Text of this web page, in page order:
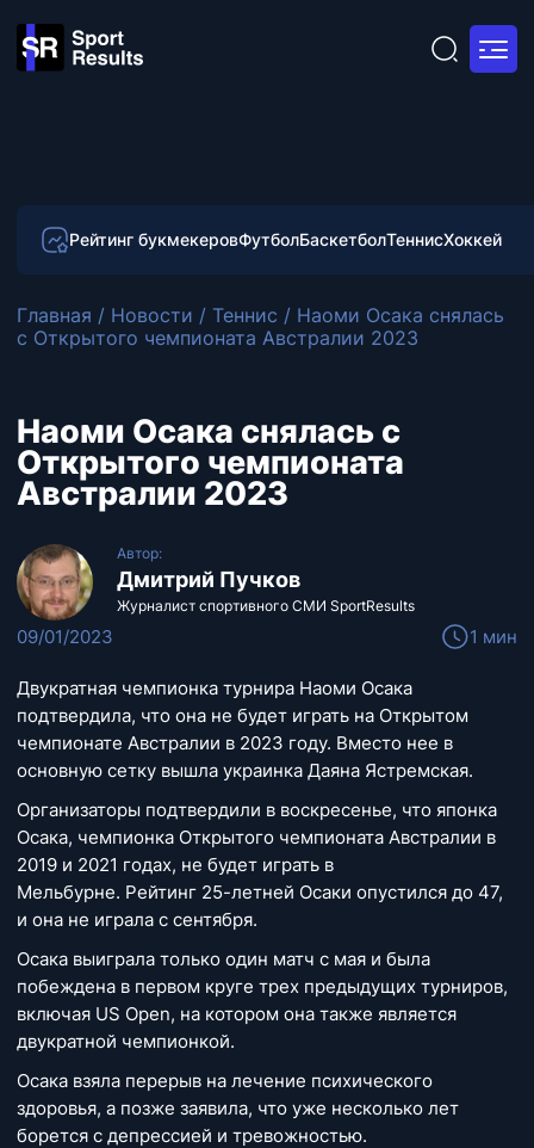
Рейтинг букмекеровФутболБаскетболТеннисХоккей
Главная / Новости / Теннис / Наоми Осака снялась
с Открытого чемпионата Австралии 2023
Наоми Осака снялась с
Открытого чемпионата
Австралии 2023
Автор:
Дмитрий Пучков
Журналист спортивного СМИ SportResults
09/01/2023 1 мин
Двукратная чемпионка турнира Наоми Осака
подтвердила, что она не будет играть на Открытом
чемпионате Австралии в 2023 году. Вместо нее в
основную сетку вышла украинка Даяна Ястремская.
Организаторы подтвердили в воскресенье, что японка
Осака, чемпионка Открытого чемпионата Австралии в
2019 и 2021 годах, не будет играть в
Мельбурне. Рейтинг 25-летней Осаки опустился до 47,
и она не играла с сентября.
Осака выиграла только один матч с мая и была
побеждена в первом круге трех предыдущих турниров,
включая US Open, на котором она также является
двукратной чемпионкой.
Осака взяла перерыв на лечение психического
здоровья, а позже заявила, что уже несколько лет
борется с депрессией и тревожностью.